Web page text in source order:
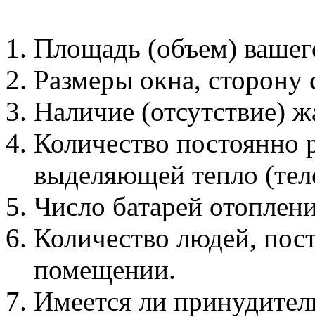
Площадь (объем)
Размеры окна, сторону
Наличие (отсутствие)
Количество
выделяющей тепло
Число батарей
Количество людей,
помещении.
Имеется ли